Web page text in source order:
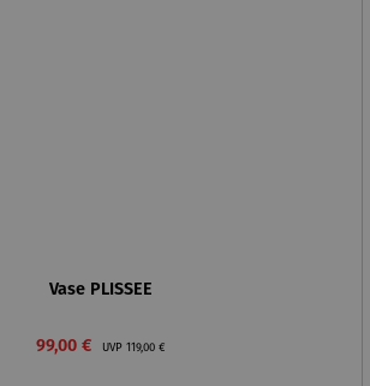
Vase PLISSEE
Verkaufspreis:
99,00 € UVP Regulärer Preis:
119,00 €